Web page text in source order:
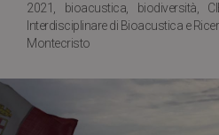
2021 bioacustica biodiversità
Interdisciplinare di Bioacustica e
Montecristo